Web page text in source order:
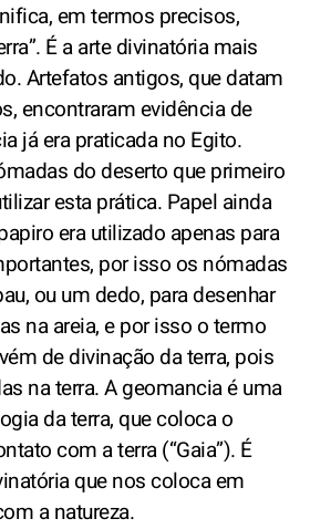
em termos precisos,
É a arte divinatória mais
Artefatos antigos, que datam
encontraram evidência de
já era praticada no Egito.
do deserto que primeiro
esta prática. Papel ainda
era utilizado apenas para
por isso os nómadas
ou um dedo, para desenhar
na areia, e por isso o termo
de divinação da terra, pois
na terra. A geomancia é uma
da terra, que coloca o
com a terra (“Gaia”). É
que nos coloca em
a natureza.